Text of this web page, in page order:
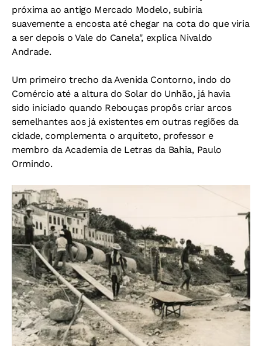
próxima ao antigo Mercado Modelo, subiria
suavemente a encosta até chegar na cota do que viria
a ser depois o Vale do Canela", explica Nivaldo
Andrade.
Um primeiro trecho da Avenida Contorno, indo do
Comércio até a altura do Solar do Unhão, já havia
sido iniciado quando Rebouças propôs criar arcos
semelhantes aos já existentes em outras regiões da
cidade, complementa o arquiteto, professor e
membro da Academia de Letras da Bahia, Paulo
Ormindo.